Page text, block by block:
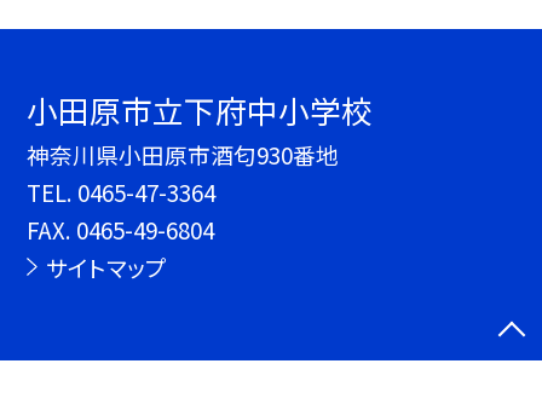
小田原市立下府中小学校
神奈川県小田原市酒匂930番地
TEL. 0465-47-3364
FAX. 0465-49-6804
サイトマップ